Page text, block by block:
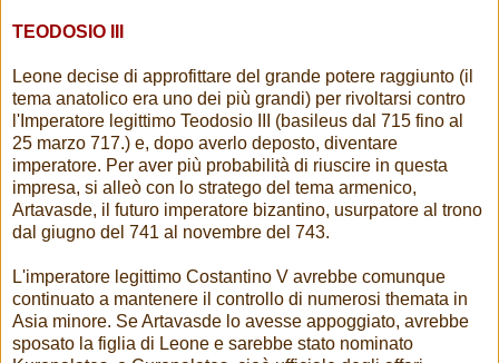
TEODOSIO III
Leone decise di approfittare del grande potere raggiunto (il
tema anatolico era uno dei più grandi) per rivoltarsi contro
l'Imperatore legittimo Teodosio III (basileus dal 715 fino al
25 marzo 717.) e, dopo averlo deposto, diventare
imperatore. Per aver più probabilità di riuscire in questa
impresa, si alleò con lo stratego del tema armenico,
Artavasde, il futuro imperatore bizantino, usurpatore al trono
dal giugno del 741 al novembre del 743.
L'imperatore legittimo Costantino V avrebbe comunque
continuato a mantenere il controllo di numerosi themata in
Asia minore. Se Artavasde lo avesse appoggiato, avrebbe
sposato la figlia di Leone e sarebbe stato nominato